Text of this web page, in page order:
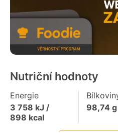
Nutriční hodnoty
Energie
3 758 kJ /
898 kcal
98,74 g